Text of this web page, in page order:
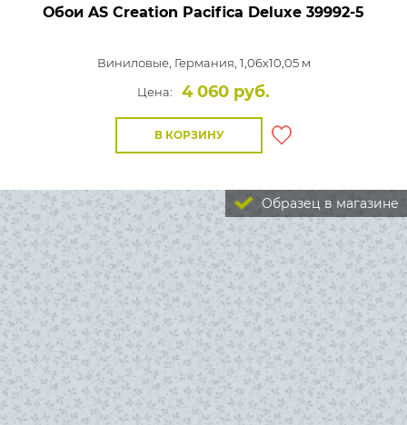
Обои AS Creation Pacifica Deluxe 39992-5
Виниловые, Германия, 1,06x10,05 м
Цена:
4 060 руб.
В КОРЗИНУ
Образец в магазине